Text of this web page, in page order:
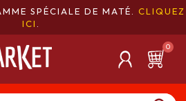
SPÉCIALE DE MATÉ. CLIQUEZ
ICI